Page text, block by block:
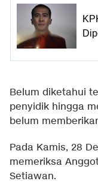
Belum diketahui
penyidik hingga
belum
Pada Kamis, 28
memeriksa
Setiawan.